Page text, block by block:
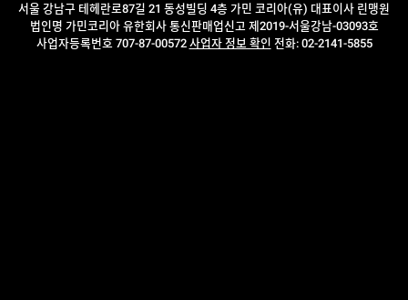
서울 강남구 테헤란로87길 21 동성빌딩 4층 가민 코리아(유) 대표이사 린맹원
법인명 가민코리아 유한회사 통신판매업신고 제2019-서울강남-03093호
사업자등록번호 707-87-00572 사업자 정보 확인 전화: 02-2141-5855